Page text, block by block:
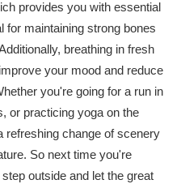
provides you with essential
maintaining strong bones
breathing in fresh
your mood and reduce
you're going for a run in
or practicing yoga on the
refreshing change of scenery
So next time you're
outside and let the great